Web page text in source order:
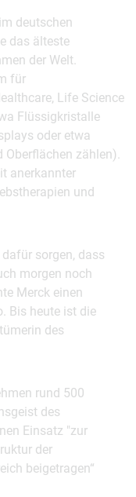
deutschen
das älteste
der Welt.
für
Life Science
Flüssigkristalle
oder etwa
zählen).
anerkannter
und
sorgen, dass
morgen noch
Merck einen
Bis heute ist die
des
rund 500
des
Einsatz "zur
der
beigetragen“